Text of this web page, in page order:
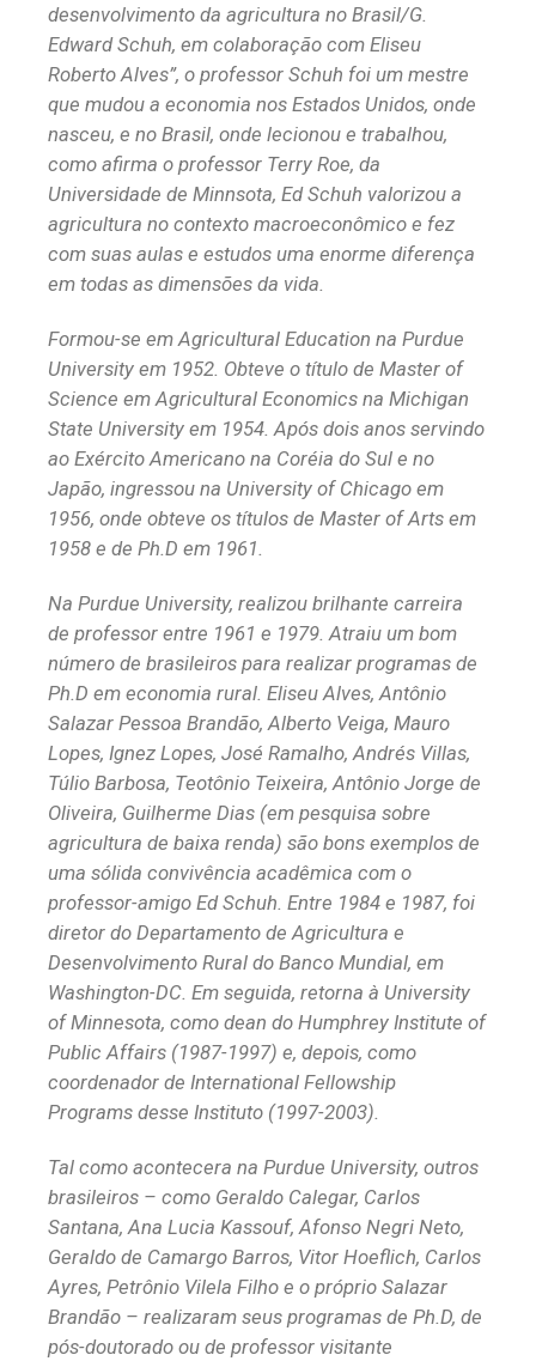
desenvolvimento da agricultura no Brasil/G.
Edward Schuh, em colaboração com Eliseu
Roberto Alves”, o professor Schuh foi um mestre
que mudou a economia nos Estados Unidos, onde
nasceu, e no Brasil, onde lecionou e trabalhou,
como afirma o professor Terry Roe, da
Universidade de Minnsota, Ed Schuh valorizou a
agricultura no contexto macroeconômico e fez
com suas aulas e estudos uma enorme diferença
em todas as dimensões da vida.
Formou-se em Agricultural Education na Purdue
University em 1952. Obteve o título de Master of
Science em Agricultural Economics na Michigan
State University em 1954. Após dois anos servindo
ao Exército Americano na Coréia do Sul e no
Japão, ingressou na University of Chicago em
1956, onde obteve os títulos de Master of Arts em
1958 e de Ph.D em 1961.
Na Purdue University, realizou brilhante carreira
de professor entre 1961 e 1979. Atraiu um bom
número de brasileiros para realizar programas de
Ph.D em economia rural. Eliseu Alves, Antônio
Salazar Pessoa Brandão, Alberto Veiga, Mauro
Lopes, Ignez Lopes, José Ramalho, Andrés Villas,
Túlio Barbosa, Teotônio Teixeira, Antônio Jorge de
Oliveira, Guilherme Dias (em pesquisa sobre
agricultura de baixa renda) são bons exemplos de
uma sólida convivência acadêmica com o
professor-amigo Ed Schuh. Entre 1984 e 1987, foi
diretor do Departamento de Agricultura e
Desenvolvimento Rural do Banco Mundial, em
Washington-DC. Em seguida, retorna à University
of Minnesota, como dean do Humphrey Institute of
Public Affairs (1987-1997) e, depois, como
coordenador de International Fellowship
Programs desse Instituto (1997-2003).
Tal como acontecera na Purdue University, outros
brasileiros – como Geraldo Calegar, Carlos
Santana, Ana Lucia Kassouf, Afonso Negri Neto,
Geraldo de Camargo Barros, Vitor Hoeflich, Carlos
Ayres, Petrônio Vilela Filho e o próprio Salazar
Brandão – realizaram seus programas de Ph.D, de
pós-doutorado ou de professor visitante